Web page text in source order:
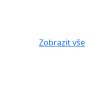
Zobrazit vše